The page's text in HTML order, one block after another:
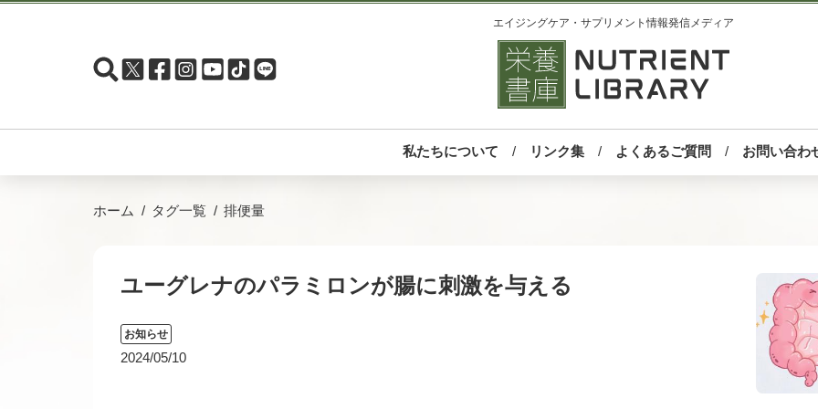
エイジングケア・サプリメント情報発信メディア
私たちについて リンク集 よくあるご質問 お問い合わ
ホーム タグ一覧 排便量
ユーグレナのパラミロンが腸に刺激を与える
お知らせ
2024/05/10